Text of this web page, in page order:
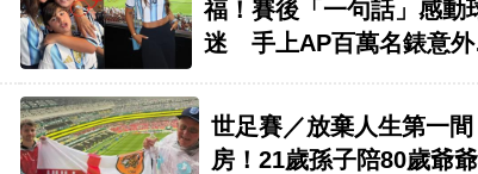
福！賽後「一句話」感動
迷 手上AP百萬名錶意外
世足賽／放棄人生第一間
房！21歲孫子陪80歲爺